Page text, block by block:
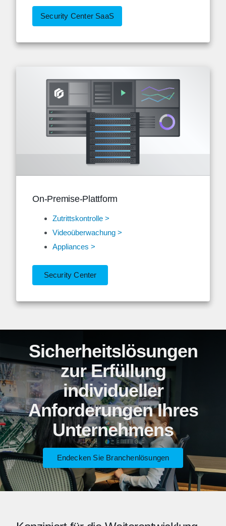
Security Center SaaS
On-Premise-Plattform
Zutrittskontrolle >
Videoüberwachung >
Appliances >
Security Center
Sicherheitslösungen
zur Erfüllung
individueller
Anforderungen Ihres
Unternehmens
Endecken Sie Branchenlösungen